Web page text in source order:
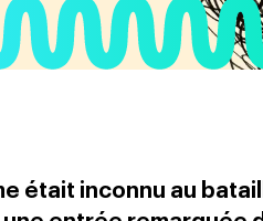
était inconnu au